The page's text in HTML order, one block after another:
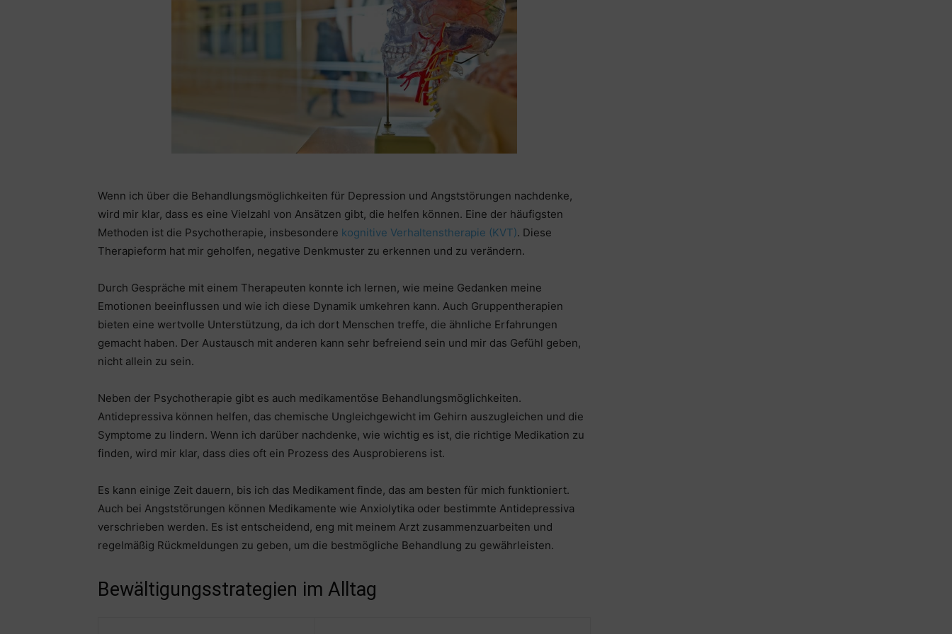
Wenn ich über die Behandlungsmöglichkeiten für Depression und Angststörungen nachdenke,
wird mir klar, dass es eine Vielzahl von Ansätzen gibt, die helfen können. Eine der häufigsten
Methoden ist die Psychotherapie, insbesondere kognitive Verhaltenstherapie (KVT). Diese
Therapieform hat mir geholfen, negative Denkmuster zu erkennen und zu verändern.
Durch Gespräche mit einem Therapeuten konnte ich lernen, wie meine Gedanken meine
Emotionen beeinflussen und wie ich diese Dynamik umkehren kann. Auch Gruppentherapien
bieten eine wertvolle Unterstützung, da ich dort Menschen treffe, die ähnliche Erfahrungen
gemacht haben. Der Austausch mit anderen kann sehr befreiend sein und mir das Gefühl geben,
nicht allein zu sein.
Neben der Psychotherapie gibt es auch medikamentöse Behandlungsmöglichkeiten.
Antidepressiva können helfen, das chemische Ungleichgewicht im Gehirn auszugleichen und die
Symptome zu lindern. Wenn ich darüber nachdenke, wie wichtig es ist, die richtige Medikation zu
finden, wird mir klar, dass dies oft ein Prozess des Ausprobierens ist.
Es kann einige Zeit dauern, bis ich das Medikament finde, das am besten für mich funktioniert.
Auch bei Angststörungen können Medikamente wie Anxiolytika oder bestimmte Antidepressiva
verschrieben werden. Es ist entscheidend, eng mit meinem Arzt zusammenzuarbeiten und
regelmäßig Rückmeldungen zu geben, um die bestmögliche Behandlung zu gewährleisten.
Bewältigungsstrategien im Alltag